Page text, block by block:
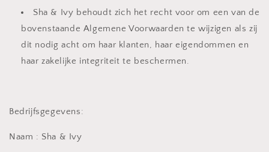
Sha & Ivy behoudt zich het recht voor om een van de
bovenstaande Algemene Voorwaarden te wijzigen als zij
dit nodig acht om haar klanten, haar eigendommen en
haar zakelijke integriteit te beschermen.
Bedrijfsgegevens:
Naam : Sha & Ivy